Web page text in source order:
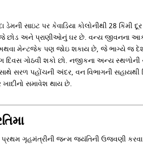
સાઇટ પર કેવાડિયા કોલોનીથી 28 કિમી
છોડ અને પ્રાણીઓનું ઘર છે. વન્ય જીવનના
મેન્ટજેક પણ જોઇ શકાય છે, જે ભાગ્યે જ
ગોઠવી શકો છો. નજીકના અન્ય સ્થળોની
સરળ પહોંચની અંદર, વન વિભાગની
ખાદીનો સમાવેશ થાય છે.
ગૃહમંત્રીની જન્મ જયંતિની ઉજવણી કરવા